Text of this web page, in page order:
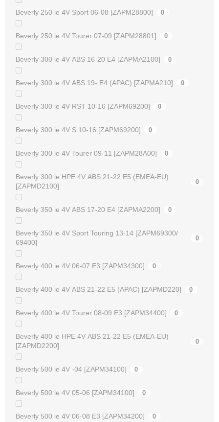
Beverly 250 ie 4V Sport 06-08 [ZAPM28800] 0
Beverly 250 ie 4V Tourer 07-09 [ZAPM28801] 0
Beverly 300 ie 4V ABS 16-20 E4 [ZAPMA2100] 0
Beverly 300 ie 4V ABS 19- E4 (APAC) [ZAPMA210] 0
Beverly 300 ie 4V RST 10-16 [ZAPM69200] 0
Beverly 300 ie 4V S 10-16 [ZAPM69200] 0
Beverly 300 ie 4V Tourer 09-11 [ZAPM28A00] 0
Beverly 300 ie HPE 4V ABS 21-22 E5 (EMEA-EU)
[ZAPMD2100]
0
Beverly 350 ie 4V ABS 17-20 E4 [ZAPMA2200] 0
Beverly 350 ie 4V Sport Touring 13-14 [ZAPM69300/
69400]
0
Beverly 400 ie 4V 06-07 E3 [ZAPM34300] 0
Beverly 400 ie 4V ABS 21-22 E5 (APAC) [ZAPMD220] 0
Beverly 400 ie 4V Tourer 08-09 E3 [ZAPM34400] 0
Beverly 400 ie HPE 4V ABS 21-22 E5 (EMEA-EU)
[ZAPMD2200]
0
Beverly 500 ie 4V -04 [ZAPM34100] 0
Beverly 500 ie 4V 05-06 [ZAPM34100] 0
Beverly 500 ie 4V 06-08 E3 [ZAPM34200] 0